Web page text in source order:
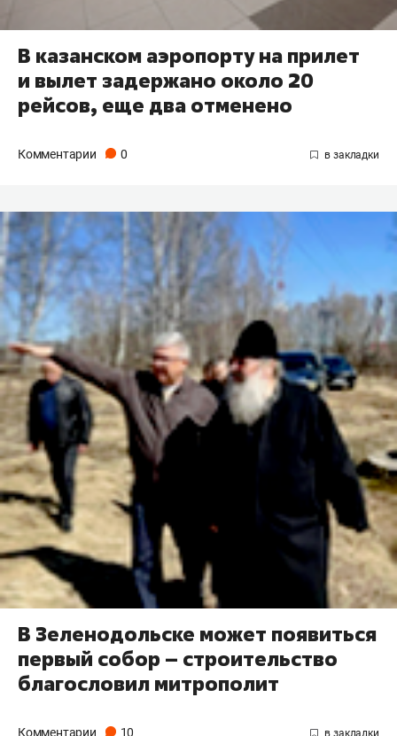
В казанском аэропорту на прилет
и вылет задержано около 20
рейсов, еще два отменено
Комментарии 0
В Зеленодольске может появиться
первый собор – строительство
благословил митрополит
Комментарии 10